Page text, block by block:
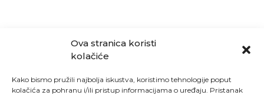
Ova stranica koristi
kolačiće
Kako bismo pružili najbolja iskustva, koristimo tehnologije poput
kolačića za pohranu i/ili pristup informacijama o uređaju. Pristanak